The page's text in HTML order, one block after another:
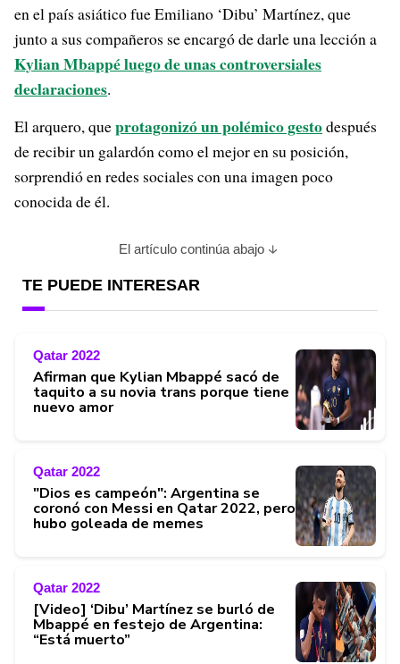
en el país asiático fue Emiliano ‘Dibu’ Martínez, que
junto a sus compañeros se encargó de darle una lección a
Kylian Mbappé luego de unas controversiales
declaraciones.
El arquero, queprotagonizó un polémico gestodespués
de recibir un galardón como el mejor en su posición,
sorprendió en redes sociales con una imagen poco
conocida de él.
El artículo continúa abajo
TE PUEDE INTERESAR
Qatar 2022
Afirman que Kylian Mbappé sacó de
taquito a su novia trans porque tiene
nuevo amor
Qatar 2022
"Dios es campeón": Argentina se
coronó con Messi en Qatar 2022, pero
hubo goleada de memes
Qatar 2022
[Video] ‘Dibu’ Martínez se burló de
Mbappé en festejo de Argentina:
“Está muerto”